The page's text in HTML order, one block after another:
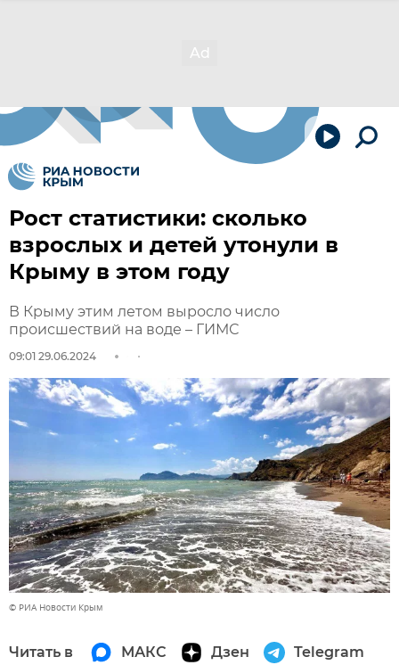
Рост статистики: сколько
взрослых и детей утонули в
Крыму в этом году
В Крыму этим летом выросло число
происшествий на воде – ГИМС
09:01 29.06.2024
© РИА Новости Крым
Читать в МАКС Дзен Telegram